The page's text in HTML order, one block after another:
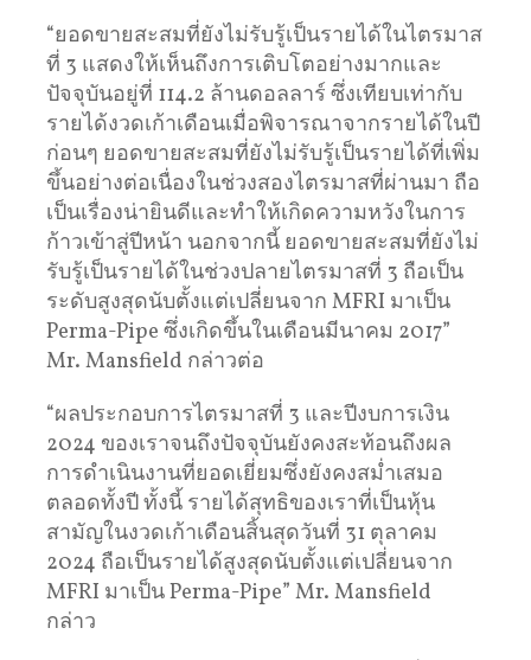
“ยอดขายสะสมที่ยังไม่รับรู้เป็นรายได้ในไตรมาส
ที่ 3 แสดงให้เห็นถึงการเติบโตอย่างมากและ
ปัจจุบันอยู่ที่ 114.2 ล้านดอลลาร์ ซึ่งเทียบเท่ากับ
รายได้งวดเก้าเดือนเมื่อพิจารณาจากรายได้ในปี
ก่อนๆ ยอดขายสะสมที่ยังไม่รับรู้เป็นรายได้ที่เพิ่ม
ขึ้นอย่างต่อเนื่องในช่วงสองไตรมาสที่ผ่านมา ถือ
เป็นเรื่องน่ายินดีและทำให้เกิดความหวังในการ
ก้าวเข้าสู่ปีหน้า นอกจากนี้ ยอดขายสะสมที่ยังไม่
รับรู้เป็นรายได้ในช่วงปลายไตรมาสที่ 3 ถือเป็น
ระดับสูงสุดนับตั้งแต่เปลี่ยนจาก MFRI มาเป็น
Perma-Pipe ซึ่งเกิดขึ้นในเดือนมีนาคม 2017”
Mr. Mansfield กล่าวต่อ
“ผลประกอบการไตรมาสที่ 3 และปีงบการเงิน
2024 ของเราจนถึงปัจจุบันยังคงสะท้อนถึงผล
การดำเนินงานที่ยอดเยี่ยมซึ่งยังคงสม่ำเสมอ
ตลอดทั้งปี ทั้งนี้ รายได้สุทธิของเราที่เป็นหุ้น
สามัญในงวดเก้าเดือนสิ้นสุดวันที่ 31 ตุลาคม
2024 ถือเป็นรายได้สูงสุดนับตั้งแต่เปลี่ยนจาก
MFRI มาเป็น Perma-Pipe” Mr. Mansfield
กล่าว